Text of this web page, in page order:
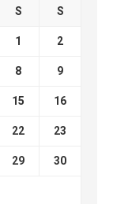
S S
1 2
8 9
15 16
22 23
29 30